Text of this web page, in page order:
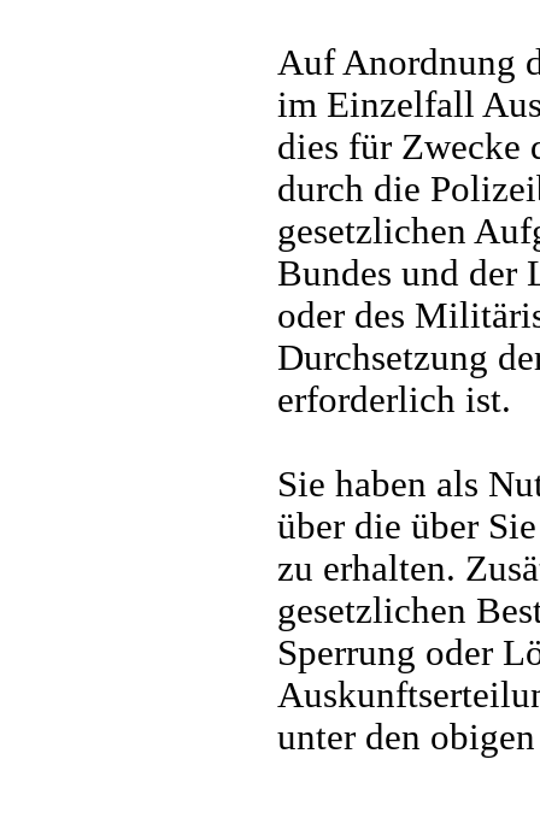
Auf Anordnung
im Einzelfall
dies für Zwecke
durch die
gesetzlichen
Bundes und der
oder des
Durchsetzung
erforderlich ist.
Sie haben als
über die über
zu erhalten.
gesetzlichen
Sperrung oder
unter den